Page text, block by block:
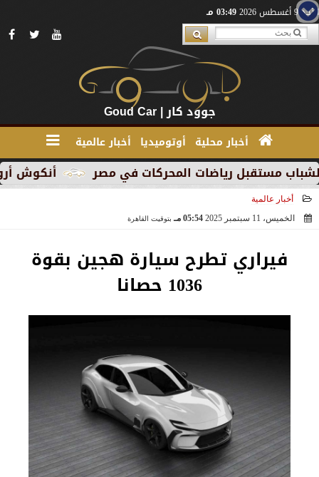
الأحد 9 أغسطس 2026 03:49 مـ
جوود كار | Goud Car
أخبار محلية أوتوميديا أخبار عالمية
أنكوش أرورا ضمن قائمة أقوى 100 رئيس تنفيذي في الشرق الأوسط
أخبار عالمية
الخميس، 11 سبتمبر 2025
05:54 مـ بتوقيت القاهرة
فيراري تطرح سيارة هجين بقوة
1036 حصانا